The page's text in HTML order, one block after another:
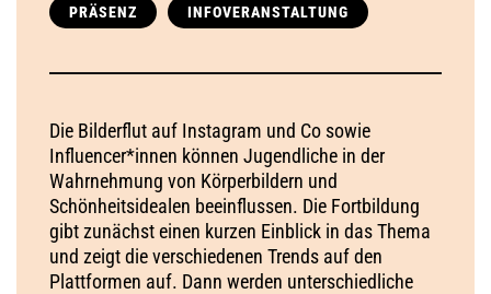
PRÄSENZ INFOVERANSTALTUNG
Die Bilderflut auf Instagram und Co sowie
Influencer*innen können Jugendliche in der
Wahrnehmung von Körperbildern und
Schönheitsidealen beeinflussen. Die Fortbildung
gibt zunächst einen kurzen Einblick in das Thema
und zeigt die verschiedenen Trends auf den
Plattformen auf. Dann werden unterschiedliche